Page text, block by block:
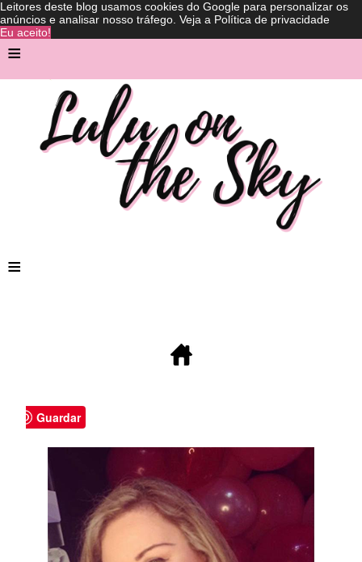
Leitores deste blog usamos cookies do Google para personalizar os
anúncios e analisar nosso tráfego. Veja a Política de privacidade
Eu aceito!
≡
≡
Guardar